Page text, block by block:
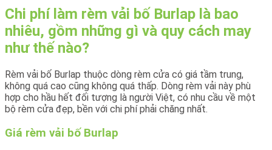
Chi phí làm rèm vải bố Burlap là bao
nhiêu, gồm những gì và quy cách may
như thế nào?
Rèm vải bố Burlap thuộc dòng rèm cửa có giá tầm trung,
không quá cao cũng không quá thấp. Dòng rèm vải này phù
hợp cho hầu hết đối tượng là người Việt, có nhu cầu về một
bộ rèm cửa đẹp, bền với chi phí phải chăng nhất.
Giá rèm vải bố Burlap